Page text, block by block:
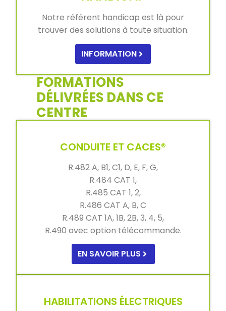
Notre référent handicap est là pour
trouver des solutions à toute situation.
INFORMATION
FORMATIONS
DÉLIVRÉES DANS CE
CENTRE
CONDUITE ET CACES®
R.482 A, B1, C1, D, E, F, G,
R.484 CAT 1,
R.485 CAT 1, 2,
R.486 CAT A, B, C
R.489 CAT 1A, 1B, 2B, 3, 4, 5,
R.490 avec option télécommande.
EN SAVOIR PLUS
HABILITATIONS ÉLECTRIQUES